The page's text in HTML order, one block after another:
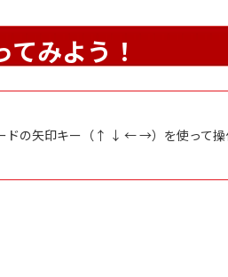
みよう！
ードの矢印キー（↑ ↓ ← →）を使って